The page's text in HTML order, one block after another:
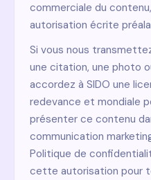
commerciale du
autorisation écrite
Si vous nous
une citation, une photo
accordez à SIDO une
redevance et mondiale
présenter ce contenu
communication
Politique de
cette autorisation pour